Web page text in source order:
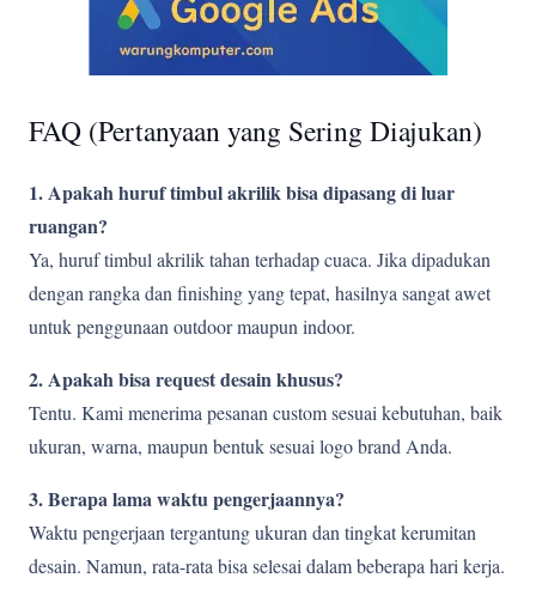
FAQ (Pertanyaan yang Sering Diajukan)
1. Apakah huruf timbul akrilik bisa dipasang di luar
ruangan?
Ya, huruf timbul akrilik tahan terhadap cuaca. Jika dipadukan
dengan rangka dan finishing yang tepat, hasilnya sangat awet
untuk penggunaan outdoor maupun indoor.
2. Apakah bisa request desain khusus?
Tentu. Kami menerima pesanan custom sesuai kebutuhan, baik
ukuran, warna, maupun bentuk sesuai logo brand Anda.
3. Berapa lama waktu pengerjaannya?
Waktu pengerjaan tergantung ukuran dan tingkat kerumitan
desain. Namun, rata-rata bisa selesai dalam beberapa hari kerja.